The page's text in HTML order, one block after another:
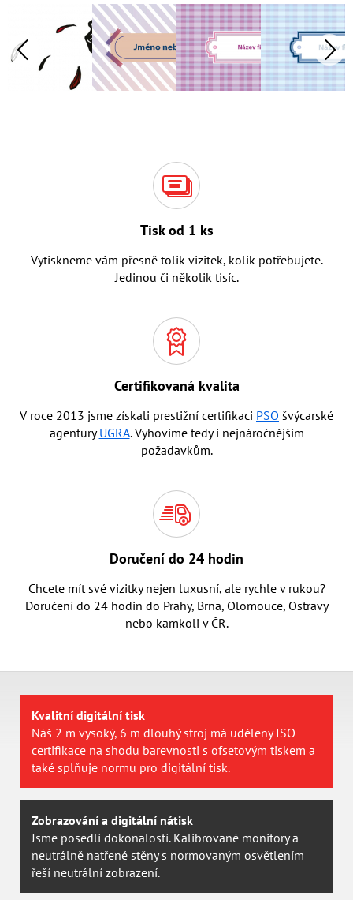
Tisk od 1 ks
Vytiskneme vám přesně tolik vizitek, kolik potřebujete.
Jedinou či několik tisíc.
Certifikovaná kvalita
V roce 2013 jsme získali prestižní certifikaci PSO švýcarské
agenturyUGRA. Vyhovíme tedy i nejnáročnějším
požadavkům.
Doručení do 24 hodin
Chcete mít své vizitky nejen luxusní, ale rychle v rukou?
Doručení do 24 hodin do Prahy, Brna, Olomouce, Ostravy
nebo kamkoli v ČR.
Kvalitní digitální tisk
Náš 2 m vysoký, 6 m dlouhý stroj má uděleny ISO
certifikace na shodu barevnosti s ofsetovým tiskem a
také splňuje normu pro digitální tisk.
Zobrazování a digitální nátisk
Jsme posedlí dokonalostí. Kalibrované monitory a
neutrálně natřené stěny s normovaným osvětlením
řeší neutrální zobrazení.